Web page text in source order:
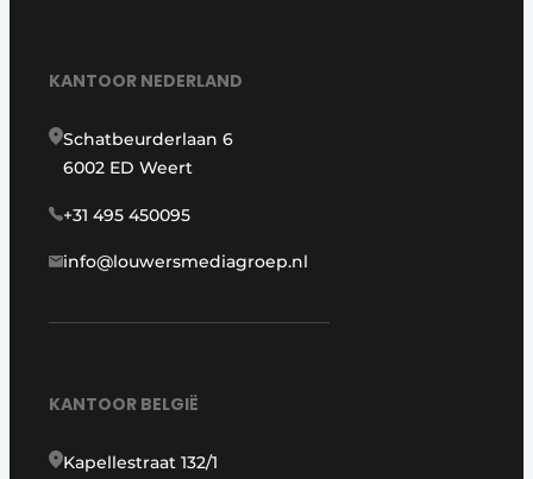
KANTOOR NEDERLAND
Schatbeurderlaan 6
6002 ED Weert
+31 495 450095
info@louwersmediagroep.nl
KANTOOR BELGIË
Kapellestraat 132/1